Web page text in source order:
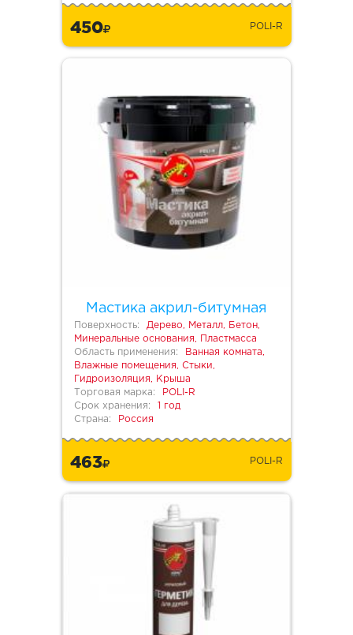
450 POLI-R
Мастика акрил-битумная
Поверхность:
Дерево, Металл, Бетон,
Минеральные основания, Пластмасса
Область применения:
Ванная комната,
Влажные помещения, Стыки,
Гидроизоляция, Крыша
Торговая марка:
POLI-R
Срок хранения:
1 год
Страна:
Россия
463 POLI-R